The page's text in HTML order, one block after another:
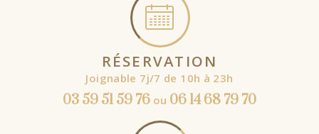
RÉSERVATION
Joignable 7j/7 de 10h à 23h
03 59 51 59 76 ou 06 14 68 79 70